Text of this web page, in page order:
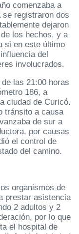
comenzaba a
registraron dos
dejaron
los hechos, y a
si en este último
del
involucrados.
las 21:00 horas
186, a
ciudad de Curicó.
tránsito a causa
de sur a
por causas
el control de
del camino.
organismos de
prestar asistencia
2 adultos y 2
por lo que
el hospital de